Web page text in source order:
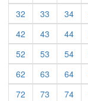
32
33 34
42
43 44
52
53 54
62
63 64
72
73 74